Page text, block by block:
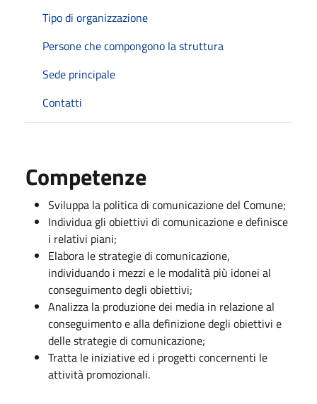
Tipo di organizzazione
Persone che compongono la struttura
Sede principale
Contatti
Competenze
Sviluppa la politica di comunicazione del Comune;
Individua gli obiettivi di comunicazione e definisce
i relativi piani;
Elabora le strategie di comunicazione,
individuando i mezzi e le modalità più idonei al
conseguimento degli obiettivi;
Analizza la produzione dei media in relazione al
conseguimento e alla definizione degli obiettivi e
delle strategie di comunicazione;
Tratta le iniziative ed i progetti concernenti le
attività promozionali.